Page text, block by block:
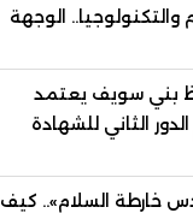
والتكنولوجيا.. الوجهة
للتنفيذيين وقيادات
بني سويف يعتمد
الثاني للشهادة
العامة بنسبة
خارطة السلام».. كيف